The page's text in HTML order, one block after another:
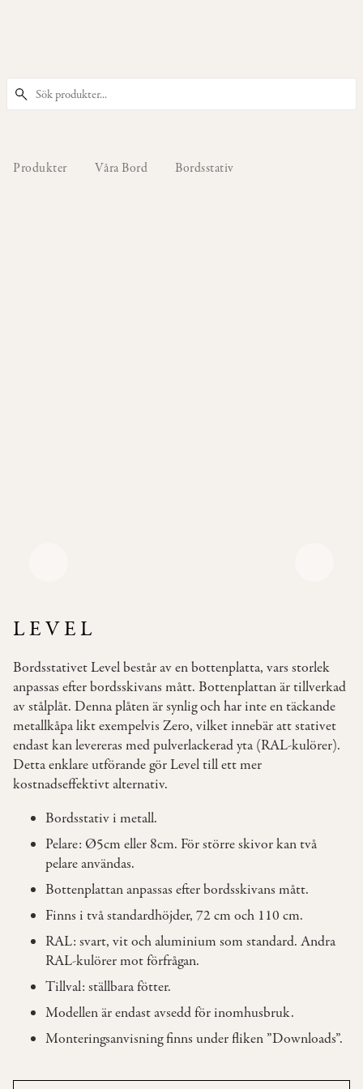
Stolar
INSPIRATION
TYGER
&
LÄDER
OM
OSS
KONTAKT
Produkter Våra Bord Bordsstativ
LEVEL
Bordsstativet Level består av en bottenplatta, vars storlek
anpassas efter bordsskivans mått. Bottenplattan är tillverkad
av stålplåt. Denna plåten är synlig och har inte en täckande
metallkåpa likt exempelvis Zero, vilket innebär att stativet
endast kan levereras med pulverlackerad yta (RAL-kulörer).
Detta enklare utförande gör Level till ett mer
kostnadseffektivt alternativ.
Bordsstativ i metall.
Pelare: Ø5cm eller 8cm. För större skivor kan två
pelare användas.
Bottenplattan anpassas efter bordsskivans mått.
Finns i två standardhöjder, 72 cm och 110 cm.
RAL: svart, vit och aluminium som standard. Andra
RAL-kulörer mot förfrågan.
Tillval: ställbara fötter.
Modellen är endast avsedd för inomhusbruk.
Monteringsanvisning finns under fliken ”Downloads”.